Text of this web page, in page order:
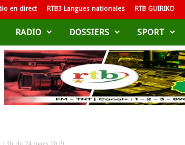
en direct RTB3 Langues nationales RTB GUIRIKO
RADIO DOSSIERS SPORT